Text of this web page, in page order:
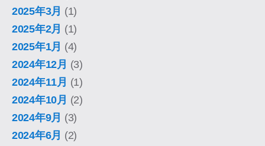
2025年3月 (1)
2025年2月 (1)
2025年1月 (4)
2024年12月 (3)
2024年11月 (1)
2024年10月 (2)
2024年9月 (3)
2024年6月 (2)